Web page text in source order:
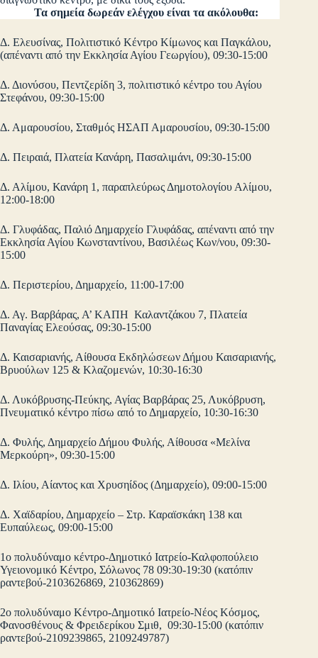
Τα σημεία δωρεάν ελέγχου είναι τα ακόλουθα:
Δ. Ελευσίνας, Πολιτιστικό Κέντρο Κίμωνος και Παγκάλου,
(απέναντι από την Εκκλησία Αγίου Γεωργίου), 09:30-15:00
Δ. Διονύσου, Πεντζερίδη 3, πολιτιστικό κέντρο του Αγίου
Στεφάνου, 09:30-15:00
Δ. Αμαρουσίου, Σταθμός ΗΣΑΠ Αμαρουσίου, 09:30-15:00
Δ. Πειραιά, Πλατεία Κανάρη, Πασαλιμάνι, 09:30-15:00
Δ. Αλίμου, Κανάρη 1, παραπλεύρως Δημοτολογίου Αλίμου,
12:00-18:00
Δ. Γλυφάδας, Παλιό Δημαρχείο Γλυφάδας, απέναντι από την
Εκκλησία Αγίου Κωνσταντίνου, Βασιλέως Κων/νου, 09:30-
15:00
Δ. Περιστερίου, Δημαρχείο, 11:00-17:00
Δ. Αγ. Βαρβάρας, Α’ ΚΑΠΗ Καλαντζάκου 7, Πλατεία
Παναγίας Ελεούσας, 09:30-15:00
Δ. Καισαριανής, Αίθουσα Εκδηλώσεων Δήμου Καισαριανής,
Βρυούλων 125 & Κλαζομενών, 10:30-16:30
Δ. Λυκόβρυσης-Πεύκης, Αγίας Βαρβάρας 25, Λυκόβρυση,
Πνευματικό κέντρο πίσω από το Δημαρχείο, 10:30-16:30
Δ. Φυλής, Δημαρχείο Δήμου Φυλής, Αίθουσα «Μελίνα
Μερκούρη», 09:30-15:00
Δ. Ιλίου, Αίαντος και Χρυσηίδος (Δημαρχείο), 09:00-15:00
Δ. Χαϊδαρίου, Δημαρχείο – Στρ. Καραϊσκάκη 138 και
Ευπαύλεως, 09:00-15:00
1ο πολυδύναμο κέντρο-Δημοτικό Ιατρείο-Καλφοπούλειο
Υγειονομικό Κέντρο, Σόλωνος 78 09:30-19:30 (κατόπιν
ραντεβού-2103626869, 210362869)
2ο πολυδύναμο Κέντρο-Δημοτικό Ιατρείο-Νέος Κόσμος,
Φανοσθένους & Φρειδερίκου Σμιθ, 09:30-15:00 (κατόπιν
ραντεβού-2109239865, 2109249787)